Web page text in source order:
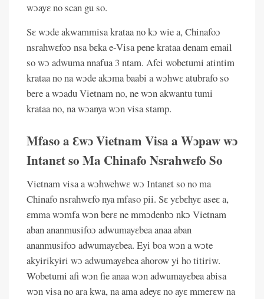
wɔayɛ no scan gu so.
Sɛ wɔde akwammisa krataa no kɔ wie a, Chinafoɔ
nsrahwɛfoɔ nsa bɛka e-Visa pene krataa denam email
so wɔ adwuma nnafua 3 ntam. Afei wobetumi atintim
krataa no na wɔde akɔma baabi a wɔhwɛ atubrafo so
bere a wɔadu Vietnam no, ne wɔn akwantu tumi
krataa no, na wɔanya wɔn visa stamp.
Mfaso a Ɛwɔ Vietnam Visa a Wɔpaw wɔ
Intanɛt so Ma Chinafo Nsrahwɛfo So
Vietnam visa a wɔhwehwɛ wɔ Intanɛt so no ma
Chinafo nsrahwɛfo nya mfaso pii. Sɛ yɛbɛhyɛ aseɛ a,
ɛmma wɔmfa wɔn berɛ ne mmɔdenbɔ nkɔ Vietnam
aban ananmusifoɔ adwumayɛbea anaa aban
ananmusifoɔ adwumayɛbea. Eyi boa wɔn a wɔte
akyirikyiri wɔ adwumayɛbea ahorow yi ho titiriw.
Wobetumi afi wɔn fie anaa wɔn adwumayɛbea abisa
wɔn visa no ara kwa, na ama adeyɛ no ayɛ mmerɛw na